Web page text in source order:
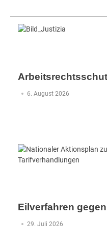
6. August 2026
Eilverfahren
29. Juli 2026